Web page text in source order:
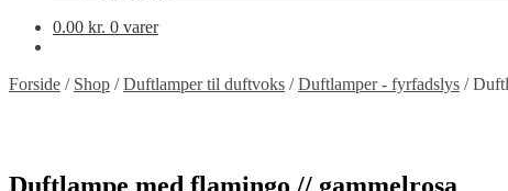
0.00 kr. 0 varer
Forside / Shop /Duftlamper til duftvoks /Duftlamper - fyrfadslys /